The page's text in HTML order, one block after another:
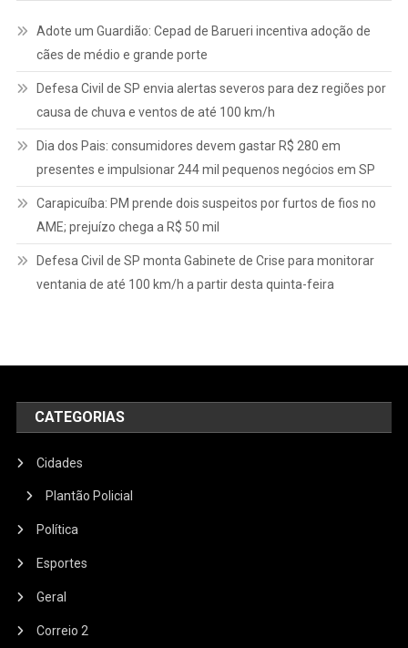
Adote um Guardião: Cepad de Barueri incentiva adoção de
cães de médio e grande porte
Defesa Civil de SP envia alertas severos para dez regiões por
causa de chuva e ventos de até 100 km/h
Dia dos Pais: consumidores devem gastar R$ 280 em
presentes e impulsionar 244 mil pequenos negócios em SP
Carapicuíba: PM prende dois suspeitos por furtos de fios no
AME; prejuízo chega a R$ 50 mil
Defesa Civil de SP monta Gabinete de Crise para monitorar
ventania de até 100 km/h a partir desta quinta-feira
CATEGORIAS
Cidades
Plantão Policial
Política
Esportes
Geral
Correio 2